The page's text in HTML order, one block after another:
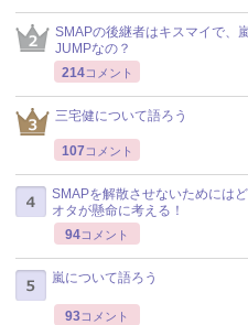
SMAPの後継者はキスマイで、
JUMPなの？
214コメント
三宅健について語ろう
107 コメント
SMAPを解散させないためには
オタが懸命に考える！
94コメント
嵐について語ろう
93コメント